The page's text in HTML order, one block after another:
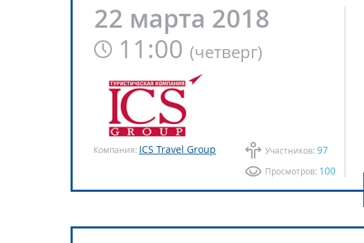
22 марта 2018
11:00 (четверг)
Компания: ICS Travel Group Участников: 97
Просмотров: 100